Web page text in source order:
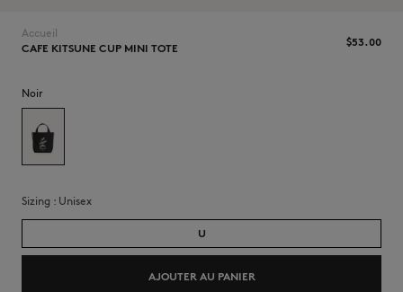
LAST CHANCE
Accueil
CAFE KITSUNE CUP MINI TOTE
$‌53.00
Noir
Sizing : unisex
U
AJOUTER AU PANIER